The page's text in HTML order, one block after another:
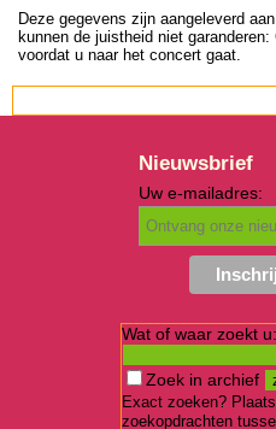
Deze gegevens zijn aangeleverd
kunnen de juistheid niet
voordat u naar het concert gaat.
Nieuwsbrief
Uw e-mailadres:
Wat of waar zoekt u:
Zoek in archief
Exact zoeken?
zoekopdrachten